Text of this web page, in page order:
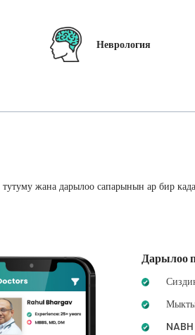
Неврология
жана дарылоо сапарынын ар бир
Дарылоо
Мыкты